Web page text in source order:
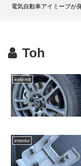
電気自動車アイミーブが
Toh
exterior
interior